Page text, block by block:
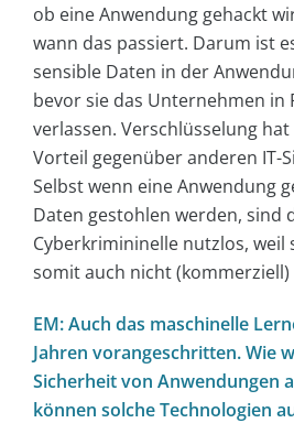
ob eine Anwendung gehackt
wann das passiert. Darum ist
sensible Daten in der
bevor sie das Unternehmen in
verlassen. Verschlüsselung
Vorteil gegenüber anderen IT-
Selbst wenn eine Anwendung
Daten gestohlen werden, sind
Cyberkrimininelle nutzlos, weil
somit auch nicht
EM: Auch das maschinelle
Jahren vorangeschritten. Wie
Sicherheit von Anwendungen
können solche Technologien